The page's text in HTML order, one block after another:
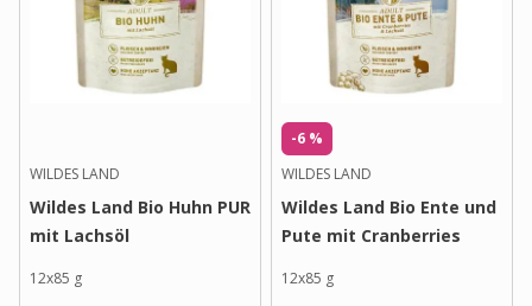
WILDES LAND
Wildes Land Bio Huhn PUR
mit Lachsöl
12x85 g
-6 %
WILDES LAND
Wildes Land Bio Ente und
Pute mit Cranberries
12x85 g